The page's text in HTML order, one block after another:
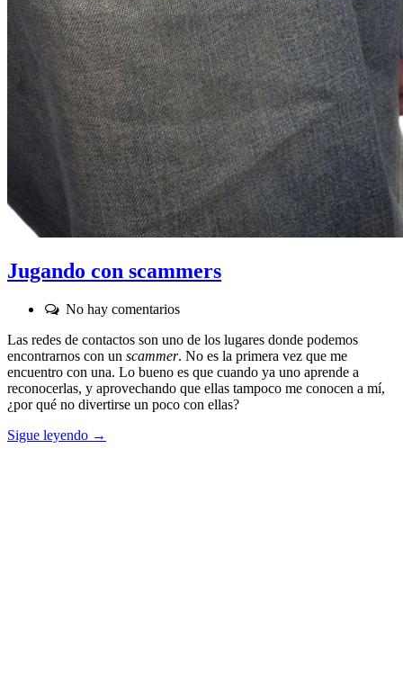
Jugando con scammers
Comentarios:
No hay comentarios
Las redes de contactos son uno de los lugares donde podemos
encontrarnos con un scammer. No es la primera vez que me
encuentro con una. Lo bueno es que cuando ya uno aprende a
reconocerlas, y aprovechando que ellas tampoco me conocen a mí,
¿por qué no divertirse un poco con ellas?
Sigue leyendo →